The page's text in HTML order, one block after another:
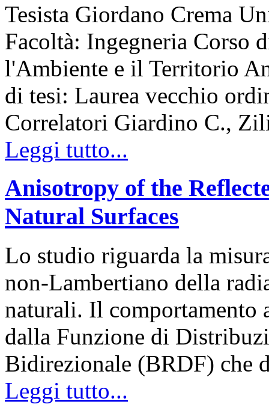
Tesista Giordano Crema
Facoltà: Ingegneria Corso
l'Ambiente e il Territorio
di tesi: Laurea vecchio
Correlatori Giardino C.,
Leggi tutto...
Anisotropy of the
Natural Surfaces
Lo studio riguarda la
non-Lambertiano della
naturali. Il comportamento
dalla Funzione di
Bidirezionale (BRDF) che
Leggi tutto...